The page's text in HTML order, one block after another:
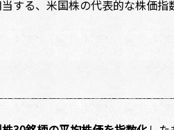
する、米国株の代表的な株価